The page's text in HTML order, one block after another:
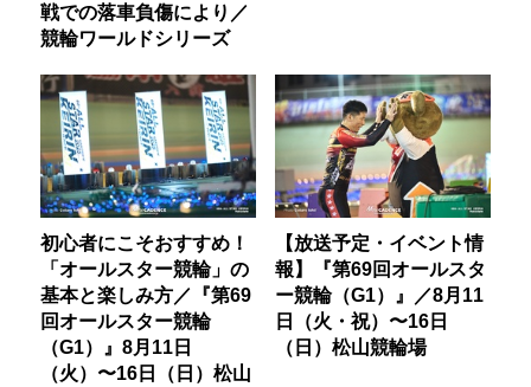
戦での落車負傷により／
競輪ワールドシリーズ
初心者にこそおすすめ！
「オールスター競輪」の
基本と楽しみ方／『第69
回オールスター競輪
（G1）』8月11日
（火）〜16日（日）松山
【放送予定・イベント情
報】『第69回オールスタ
ー競輪（G1）』／8月11
日（火・祝）〜16日
（日）松山競輪場